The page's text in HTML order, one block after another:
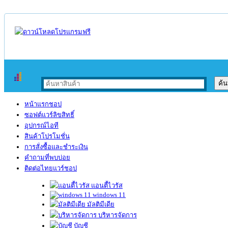
หน้าแรกชอป
ซอฟต์แวร์ลิขสิทธิ์
อุปกรณ์ไอที
สินค้าโปรโมชั่น
การสั่งซื้อและชำระเงิน
คำถามที่พบบ่อย
ติดต่อไทยแวร์ชอป
แอนตี้ไวรัส
windows 11
มัลติมีเดีย
บริหารจัดการ
บัญชี